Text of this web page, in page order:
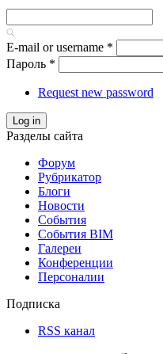
E-mail or username *
Пароль *
Request new password
Log in
Разделы сайта
Форум
Рубрикатор
Блоги
Новости
События
События BIM
Галереи
Конференции
Персоналии
Подписка
RSS канал